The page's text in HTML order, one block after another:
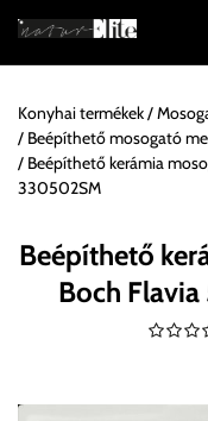
Konyhai termékek
Beépíthető mosogató
Beépíthető kerámia
330502SM
Beépíthető
Boch